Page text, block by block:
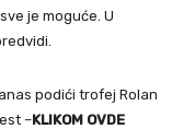
je moguće. U
podići trofej Rolan
–KLIKOM OVDE